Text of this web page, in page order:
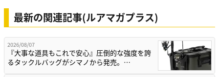
最新の関連記事(ルアマガプラス)
2026/08/07
『大事な道具もこれで安心』圧倒的な強度を誇
るタックルバッグがシマノから発売。…